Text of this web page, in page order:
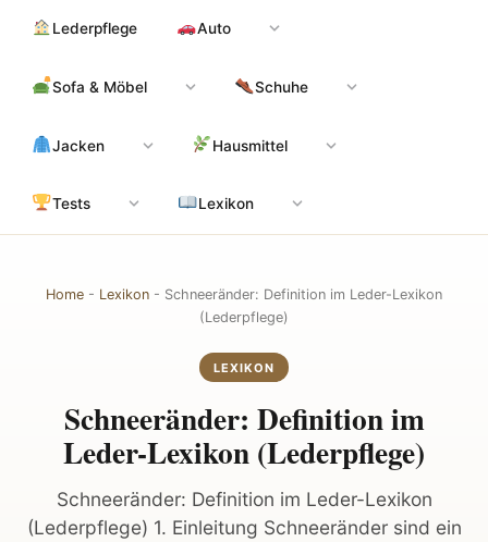
Inhalt
Lederpflege Auto
Sofa & Möbel Schuhe
Jacken Hausmittel
Tests Lexikon
Home - Lexikon - Schneeränder: Definition im Leder-Lexikon
(Lederpflege)
LEXIKON
Schneeränder: Definition im
Leder-Lexikon (Lederpflege)
Schneeränder: Definition im Leder-Lexikon
(Lederpflege) 1. Einleitung Schneeränder sind ein